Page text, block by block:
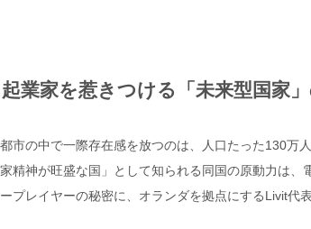
家を惹きつける「未来型国家
市の中で一際存在感を放つのは、人口たった130万
精神が旺盛な国」として知られる同国の原動力は、
プレイヤーの秘密に、オランダを拠点にするLivit代